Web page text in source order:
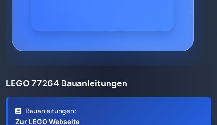
LEGO 77264 Bauanleitungen
Bauanleitungen:
Zur LEGO Webseite